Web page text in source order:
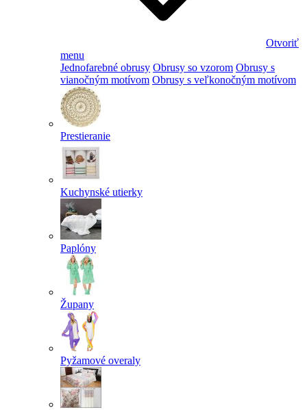
Otvoriť
menu
Jednofarebné obrusy Obrusy so vzorom Obrusy s
vianočným motívom Obrusy s veľkonočným motívom
Prestieranie
Kuchynské utierky
Paplóny
Župany
Pyžamové overaly